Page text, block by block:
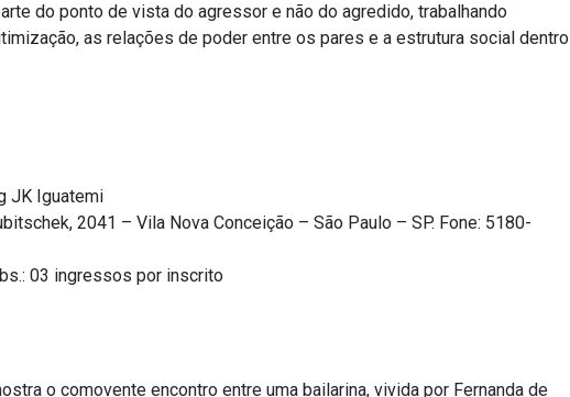
do ponto de vista do agressor e não do agredido, trabalhando
as relações de poder entre os pares e a estrutura social dentro
JK Iguatemi
2041 – Vila Nova Conceição – São Paulo – SP. Fone: 5180-
03 ingressos por inscrito
o comovente encontro entre uma bailarina, vivida por Fernanda de